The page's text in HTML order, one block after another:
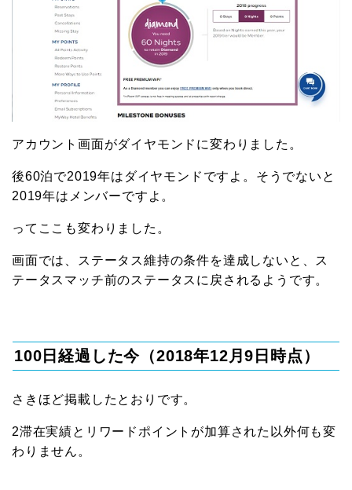
アカウント画面がダイヤモンドに変わりました。
後60泊で2019年はダイヤモンドですよ。そうでないと
2019年はメンバーですよ。
ってここも変わりました。
画面では、ステータス維持の条件を達成しないと、ス
テータスマッチ前のステータスに戻されるようです。
100日経過した今（2018年12月9日時点）
さきほど掲載したとおりです。
2滞在実績とリワードポイントが加算された以外何も変
わりません。